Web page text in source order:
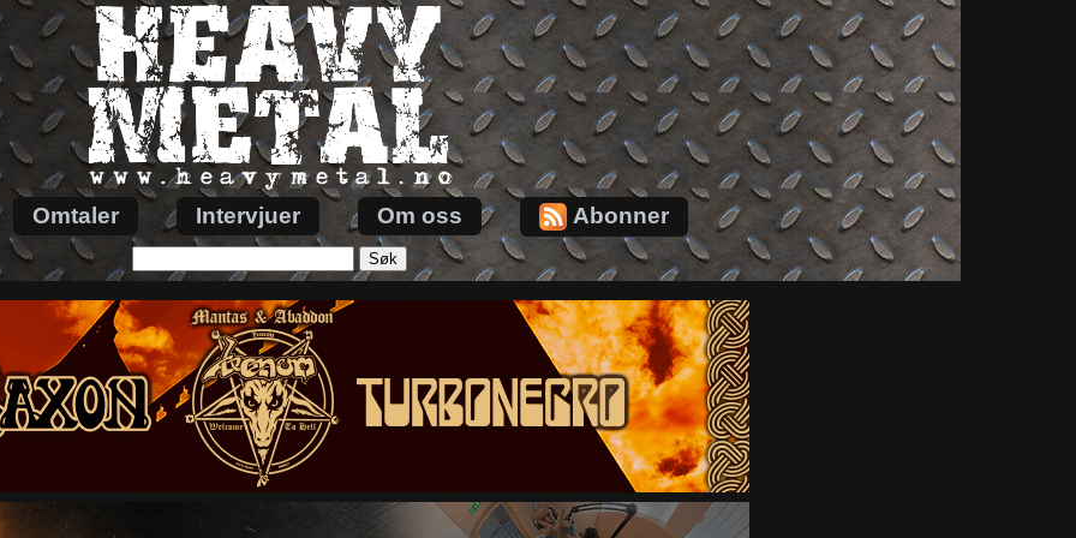
Omtaler Intervjuer Om oss Abonner
etter: